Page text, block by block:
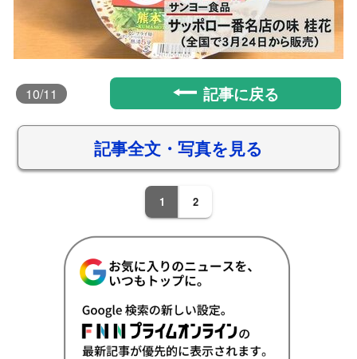
10/11 記事に戻る
記事全文・写真を見る
1 2